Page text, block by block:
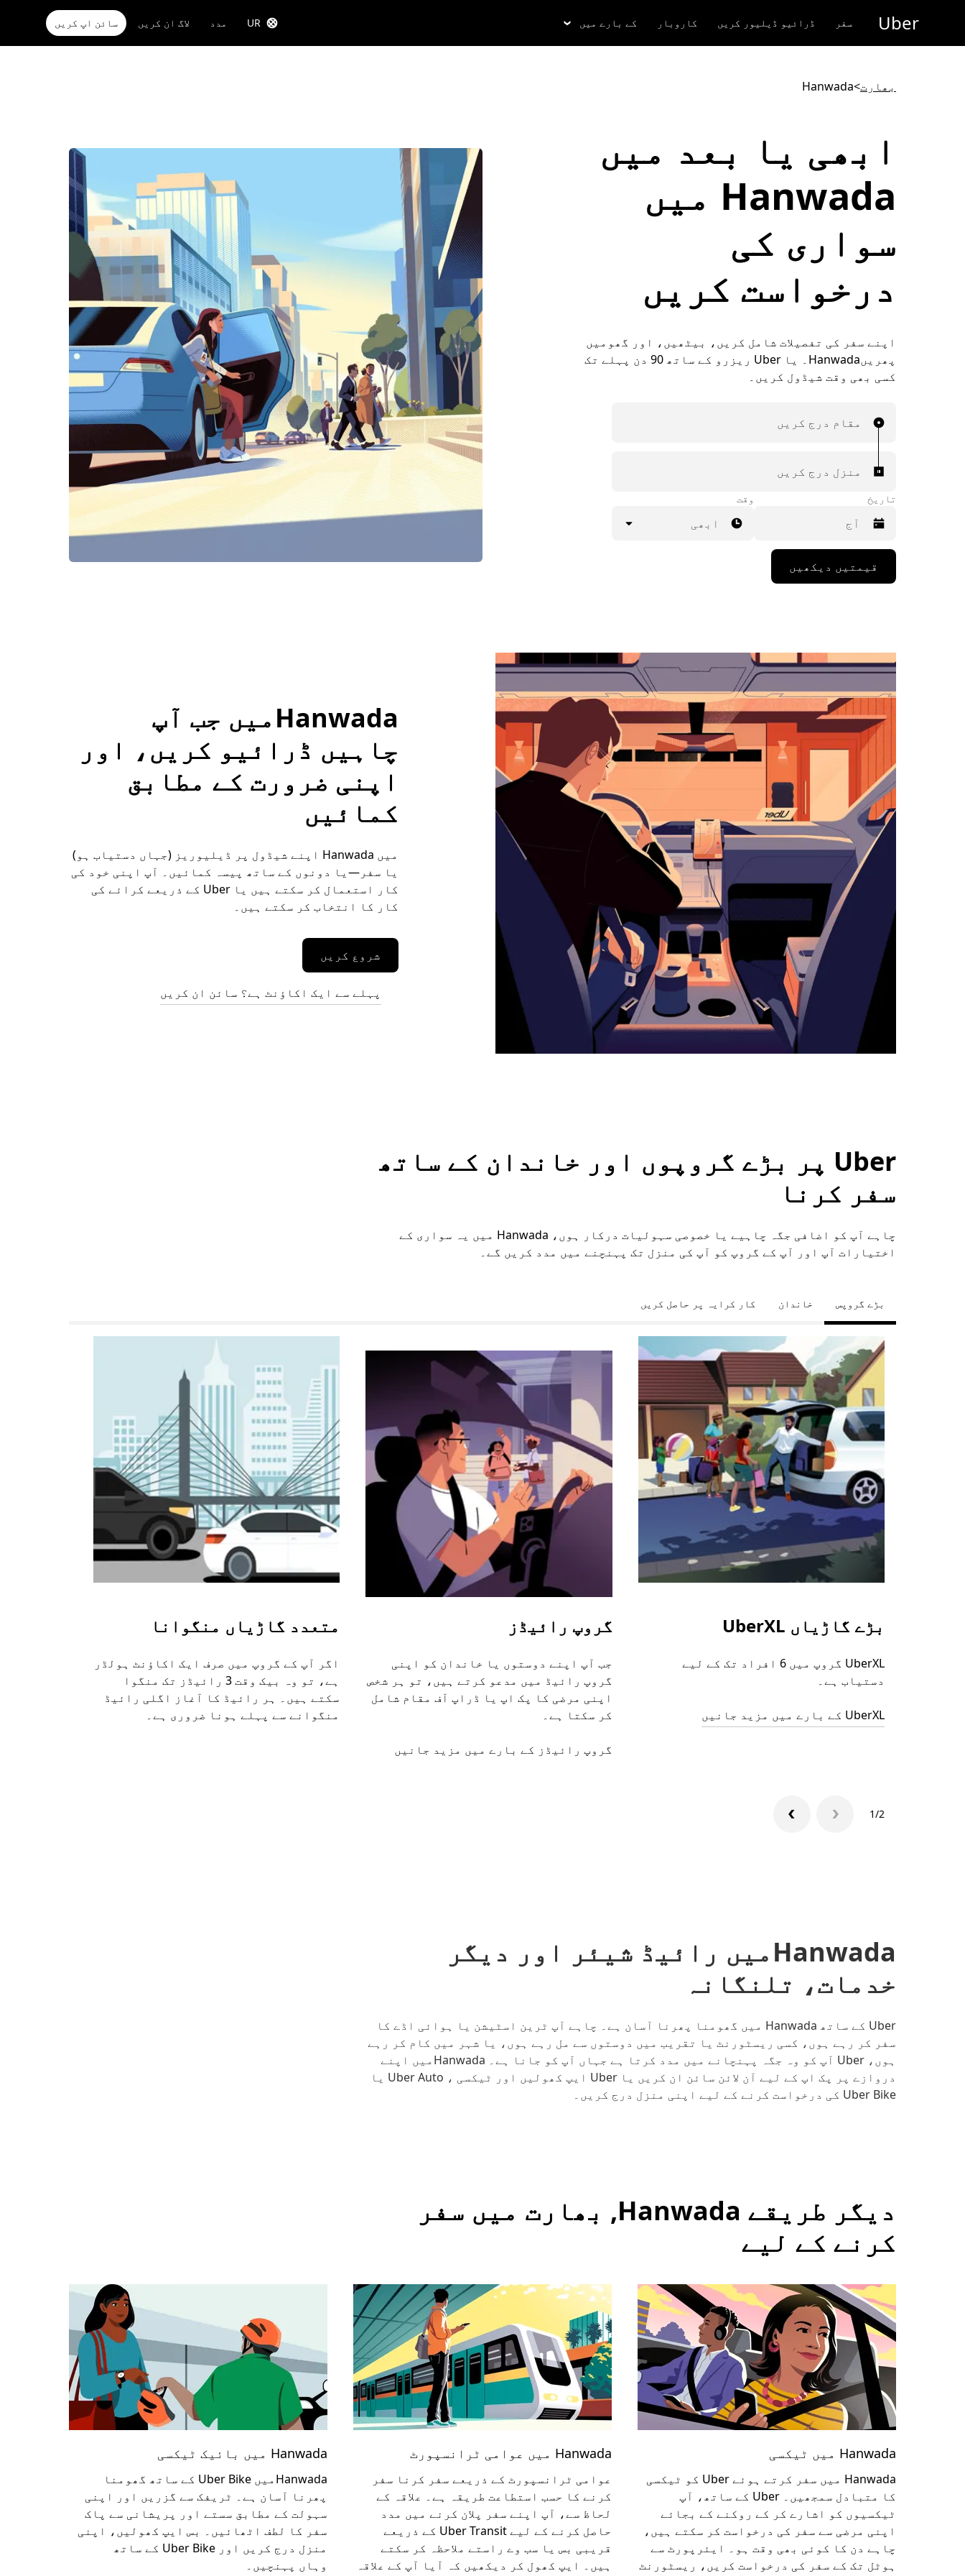
جائیں
Uber سفر ڈرائیو ڈیلیور کریں کاروبار کے بارے میں UR مدد لاگ ان کریں سائن اپ کریں
بھارت>
Hanwada
ابھی یا بعد میں
Hanwada میں
سواری کی
درخواست کریں
اپنے سفر کی تفصیلات شامل کریں، بیٹھیں، اور گھومیں
پھریںHanwada۔ یا Uber ریزرو کے ساتھ 90 دن پہلے تک
کسی بھی وقت شیڈول کریں۔
مقام درج کریں
منزل درج کریں
تاریخ
Press
down
the
calendar
select
date.
Press
escape
button
to
close
the
calendar.
وقت
ابھی
قیمتیں دیکھیں
Hanwadaمیں جب آپ
چاہیں ڈرائیو کریں، اور
اپنی ضرورت کے مطابق
کمائیں
میں Hanwada اپنے شیڈول پر ڈیلیوریز (جہاں دستیاب ہو)
یا سفر—یا دونوں کے ساتھ پیسہ کمائیں۔ آپ اپنی خود کی
کار استعمال کر سکتے ہیں یا Uber کے ذریعے کرائے کی
کار کا انتخاب کر سکتے ہیں۔
شروع کریں
پہلے سے ایک اکاؤنٹ ہے؟ سائن ان کریں
Uber پر بڑے گروپوں اور خاندان کے ساتھ
سفر کرنا
چاہے آپ کو اضافی جگہ چاہیے یا خصوصی سہولیات درکار ہوں، Hanwada میں یہ سواری کے
اختیارات آپ اور آپ کے گروپ کو آپ کی منزل تک پہنچنے میں مدد کریں گے۔
بڑے گروپس خاندان کار کرایہ پر حاصل کریں
بڑے گاڑیاں UberXL
UberXL گروپ میں 6 افراد تک کے لیے
دستیاب ہے۔
UberXL کے بارے میں مزید جانیں
گروپ رائیڈز
جب آپ اپنے دوستوں یا خاندان کو اپنی
گروپ رائیڈ میں مدعو کرتے ہیں، تو ہر شخص
اپنی مرضی کا پک اپ یا ڈراپ آف مقام شامل
کر سکتا ہے۔
گروپ رائیڈز کے بارے میں مزید جانیں
متعدد گاڑیاں منگوانا
اگر آپ کے گروپ میں صرف ایک اکاؤنٹ ہولڈر
ہے، تو وہ بیک وقت 3 رائیڈز تک منگوا
سکتے ہیں۔ ہر رائیڈ کا آغاز اگلی رائیڈ
منگوانے سے پہلے ہونا ضروری ہے۔
1/2
Hanwadaمیں رائیڈ شیئر اور دیگر
خدمات، تلنگانہ
Uber کے ساتھ Hanwada میں گھومنا پھرنا آسان ہے۔ چاہے آپ ٹرین اسٹیشن یا ہوائی اڈے کا
سفر کر رہے ہوں، کسی ریسٹورنٹ یا تقریب میں دوستوں سے مل رہے ہوں، یا شہر میں کام کر رہے
ہوں، Uber آپ کو وہ جگہ پہنچانے میں مدد کرتا ہے جہاں آپ کو جانا ہے۔ Hanwadaمیں اپنے
دروازے پر پک اپ کے لیے آن لائن سائن ان کریں یا Uber ایپ کھولیں اور ٹیکسی ، Uber Auto یا
Uber Bike کی درخواست کرنے کے لیے اپنی منزل درج کریں۔
دیگر طریقے Hanwada, بھارت میں سفر
کرنے کے لیے
Hanwada میں ٹیکسی
Hanwada میں سفر کرتے ہوئے Uber کو ٹیکسی
کا متبادل سمجھیں۔ Uber کے ساتھ، آپ
ٹیکسیوں کو اشارے کر کے روکنے کے بجائے
اپنی مرضی سے سفر کی درخواست کر سکتے ہیں،
چاہے دن کا کوئی بھی وقت ہو۔ ایئرپورٹ سے
ہوٹل تک کے سفر کی درخواست کریں، ریسٹورنٹ
Hanwada میں عوامی ٹرانسپورٹ
عوامی ٹرانسپورٹ کے ذریعے سفر کرنا سفر
کرنے کا حسب استطاعت طریقہ ہے۔ علاقہ کے
لحاظ سے، آپ اپنے سفر پلان کرنے میں مدد
حاصل کرنے کے لیے Uber Transit کے ذریعے
قریبی بس یا سب وے راستے ملاحظہ کر سکتے
ہیں۔ ایپ کھول کر دیکھیں کہ آیا آپ کے علاقہ
Hanwada میں بائیک ٹیکسی
Hanwadaمیں Uber Bike کے ساتھ گھومنا
پھرنا آسان ہے۔ ٹریفک سے گزریں اور اپنی
سہولت کے مطابق سستے اور پریشانی سے پاک
سفر کا لطف اٹھائیں۔ بس ایپ کھولیں، اپنی
منزل درج کریں اور Uber Bike کے ساتھ
وہاں پہنچیں۔